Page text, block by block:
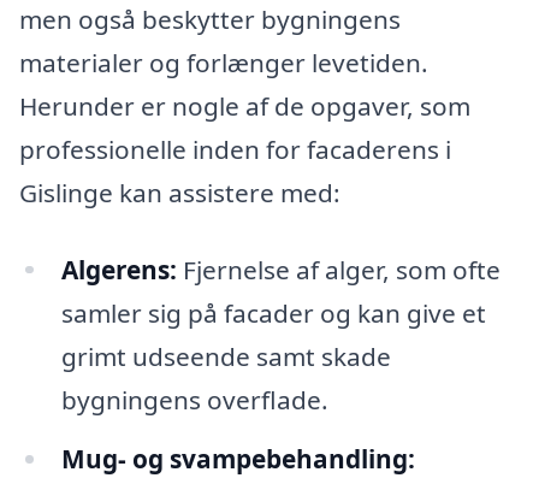
men også beskytter bygningens
materialer og forlænger levetiden.
Herunder er nogle af de opgaver, som
professionelle inden for facaderens i
Gislinge kan assistere med:
Algerens: Fjernelse af alger, som ofte
samler sig på facader og kan give et
grimt udseende samt skade
bygningens overflade.
Mug- og svampebehandling: